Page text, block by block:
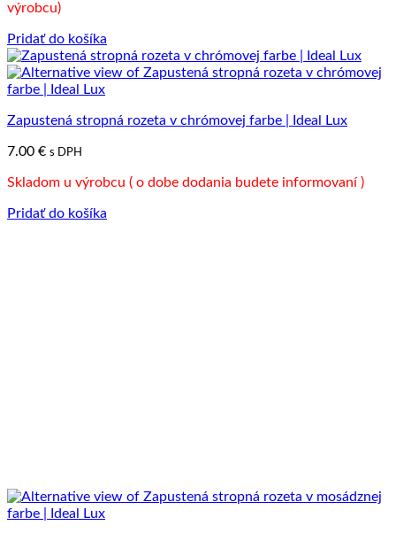
výrobcu)
Pridať do košíka
Zapustená stropná rozeta v chrómovej farbe | Ideal Lux
7.00 € s DPH
Skladom u výrobcu ( o dobe dodania budete informovaní )
Pridať do košíka